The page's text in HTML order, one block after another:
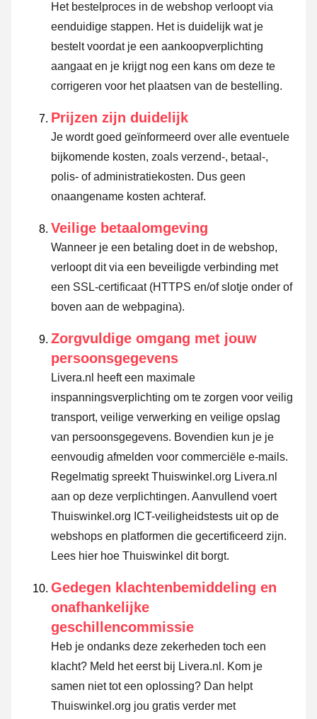
Het bestelproces in de webshop verloopt via
eenduidige stappen. Het is duidelijk wat je
bestelt voordat je een aankoopverplichting
aangaat en je krijgt nog een kans om deze te
corrigeren voor het plaatsen van de bestelling.
Prijzen zijn duidelijk
Je wordt goed geïnformeerd over alle eventuele
bijkomende kosten, zoals verzend-, betaal-,
polis- of administratiekosten. Dus geen
onaangename kosten achteraf.
Veilige betaalomgeving
Wanneer je een betaling doet in de webshop,
verloopt dit via een beveiligde verbinding met
een SSL-certificaat (HTTPS en/of slotje onder of
boven aan de webpagina).
Zorgvuldige omgang met jouw
persoonsgegevens
Livera.nl heeft een maximale
inspanningsverplichting om te zorgen voor veilig
transport, veilige verwerking en veilige opslag
van persoonsgegevens. Bovendien kun je je
eenvoudig afmelden voor commerciële e-mails.
Regelmatig spreekt Thuiswinkel.org Livera.nl
aan op deze verplichtingen. Aanvullend voert
Thuiswinkel.org ICT-veiligheidstests uit op de
webshops en platformen die gecertificeerd zijn.
Lees hier hoe Thuiswinkel dit borgt.
Gedegen klachtenbemiddeling en
onafhankelijke
geschillencommissie
Heb je ondanks deze zekerheden toch een
klacht? Meld het eerst bij Livera.nl. Kom je
samen niet tot een oplossing? Dan helpt
Thuiswinkel.org jou gratis verder met